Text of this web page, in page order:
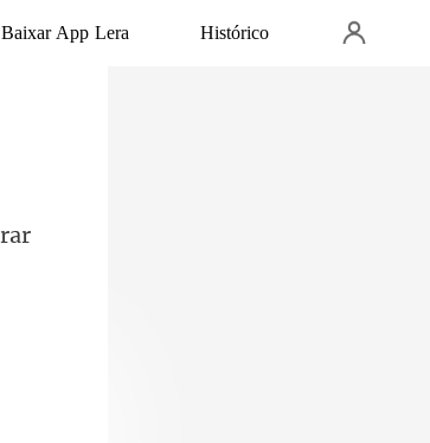
Baixar App Lera Histórico